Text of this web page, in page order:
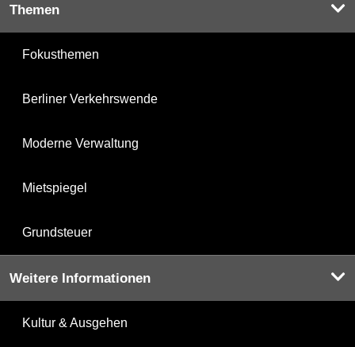
Themen
Fokusthemen
Berliner Verkehrswende
Moderne Verwaltung
Mietspiegel
Grundsteuer
Weitere Informationen
Kultur & Ausgehen